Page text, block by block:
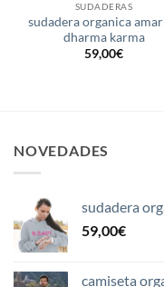
SUDADERAS
sudadera organica
dharma karma
59,00€
NOVEDADES
sudadera
59,00€
camiseta